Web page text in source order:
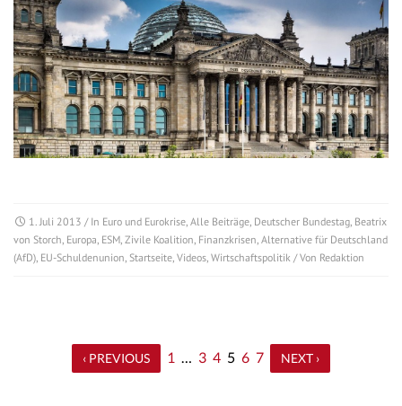
1. Juli 2013 / In Euro und Eurokrise Alle Beiträge Deutscher Bundestag Beatrix
von Storch Europa ESM Zivile Koalition Finanzkrisen Alternative für Deutschland
(AfD) EU-Schuldenunion Startseite Videos Wirtschaftspolitik / Von Redaktion
‹ PREVIOUS 1 … 3 4 5 6 7 NEXT ›